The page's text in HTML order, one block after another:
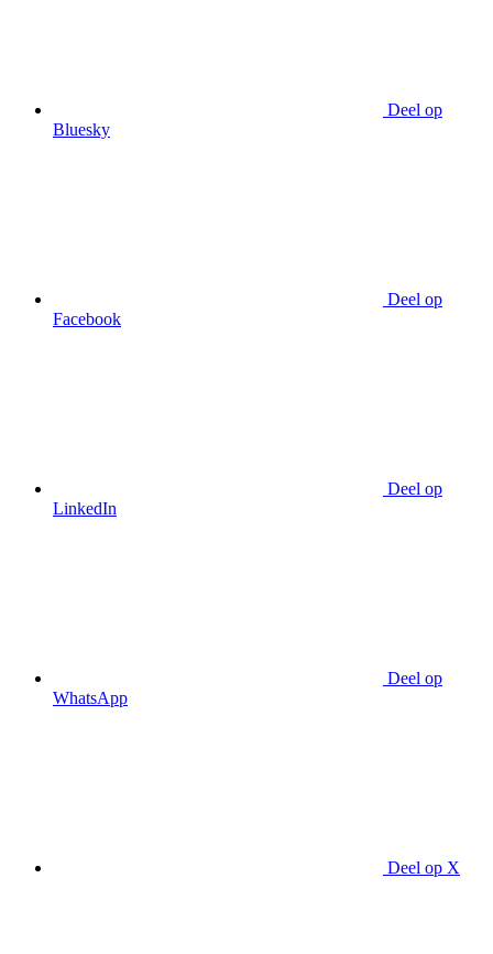
Deel op
Bluesky
Deel op
Facebook
Deel op
LinkedIn
Deel op
WhatsApp
Deel op X